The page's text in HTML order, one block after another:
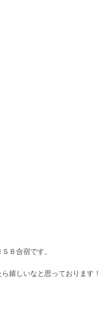
Ｂ合宿です。
嬉しいなと思っております！